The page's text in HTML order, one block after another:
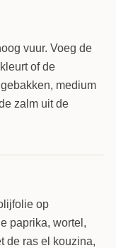
vuur. Voeg de
of de
medium
zalm uit de
op
paprika, wortel,
de ras el kouzina,